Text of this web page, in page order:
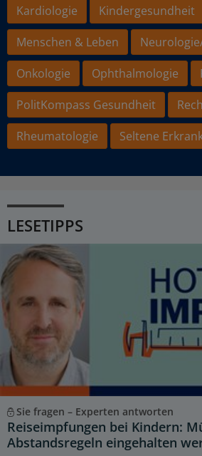
Kardiologie
Kindergesundheit
Menschen & Leben
Onkologie
Ophthalmologie
PolitKompass Gesundheit
Rheumatologie
Seltene
LESETIPPS
Sie fragen – Experten antworten
Reiseimpfungen bei Kindern:
Abstandsregeln eingehalten